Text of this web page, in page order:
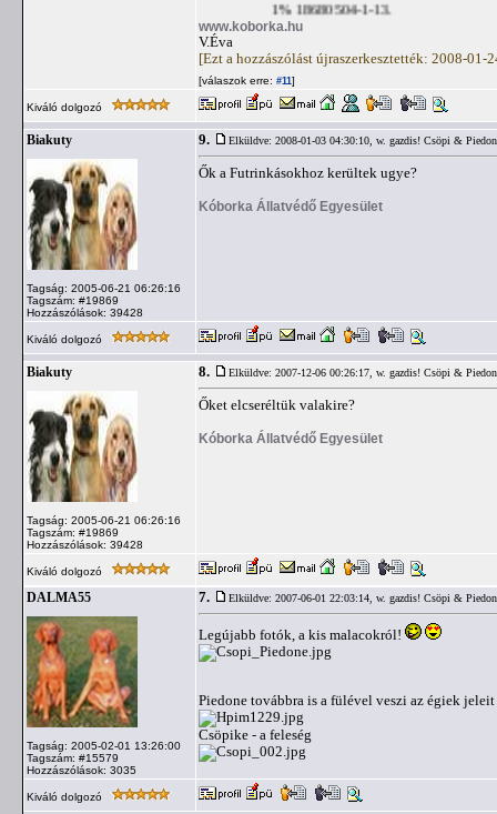
1% 18680504-1-13.
www.koborka.hu
V.Éva
[Ezt a hozzászólást újraszerkesztették: 2008-01-
[válaszok erre: #11]
Kiváló dolgozó
Biakuty
Tagság: 2005-06-21 06:26:16
Tagszám: #19869
Hozzászólások: 39428
9. Elküldve: 2008-01-03 04:30:10, w. gazdis! Csöpi &
Ők a Futrinkásokhoz kerültek ugye?
Kóborka Állatvédő Egyesület
Kiváló dolgozó
Biakuty
Tagság: 2005-06-21 06:26:16
Tagszám: #19869
Hozzászólások: 39428
8. Elküldve: 2007-12-06 00:26:17, w. gazdis! Csöpi &
Őket elcseréltük valakire?
Kóborka Állatvédő Egyesület
Kiváló dolgozó
DALMA55
Tagság: 2005-02-01 13:26:00
Tagszám: #15579
Hozzászólások: 3035
7. Elküldve: 2007-06-01 22:03:14, w. gazdis! Csöpi &
Legújabb fotók, a kis malacokról!
Piedone továbbra is a fülével veszi az égiek jeleit
Csöpike - a feleség
Kiváló dolgozó